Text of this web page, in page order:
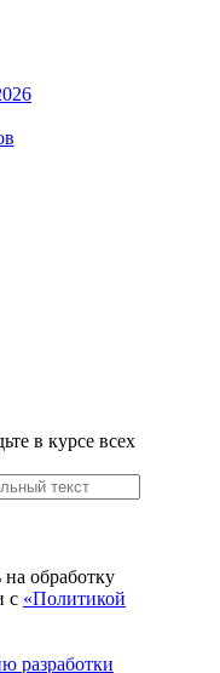
в курсе всех
обработку
с «Политикой
разработки